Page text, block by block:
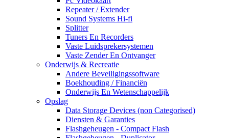
Repeater / Extender
Sound Systems Hi-fi
Splitter
Tuners En Recorders
Vaste Luidsprekersystemen
Vaste Zender En Ontvanger
Onderwijs & Recreatie
Andere Beveiligingssoftware
Boekhouding / Financiën
Onderwijs En Wetenschappelijk
Opslag
Data Storage Devices (non Categorised)
Diensten & Garanties
Flashgeheugen - Compact Flash